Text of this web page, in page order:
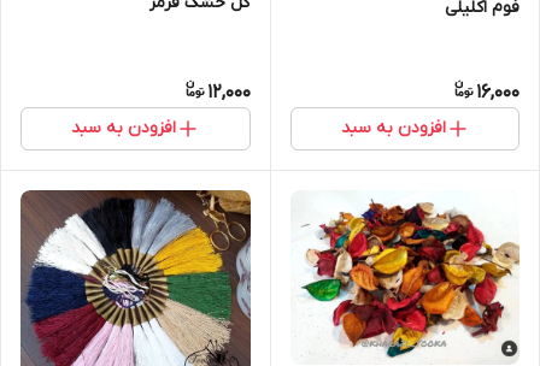
فوم اکلیلی
16,000
افزودن به سبد
12,000
افزودن به سبد